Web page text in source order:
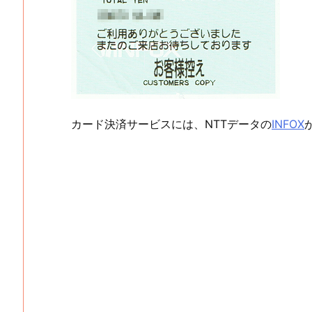
カード決済サービスには、NTTデータのINFOX